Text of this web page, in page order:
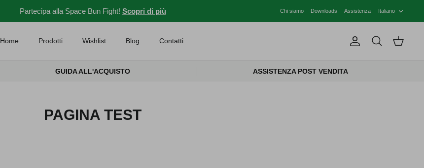
Partecipa alla Space Bun Fight! Scopri di più Chi siamo Downloads Assistenza Italiano
Home Prodotti Wishlist Blog Contatti Account
Cerca Carrello
GUIDA ALL'ACQUISTO ASSISTENZA POST VENDITA
PAGINA TEST